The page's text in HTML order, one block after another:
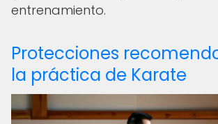
entrenamiento.
Protecciones
la práctica de Karate